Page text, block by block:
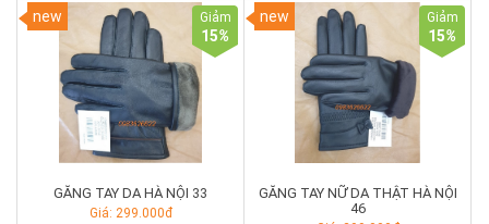
new
Giảm
15%
GĂNG TAY DA HÀ NỘI 33
Giá: 299.000đ
new Giảm
15%
GĂNG TAY NỮ DA THẬT HÀ NỘI
46